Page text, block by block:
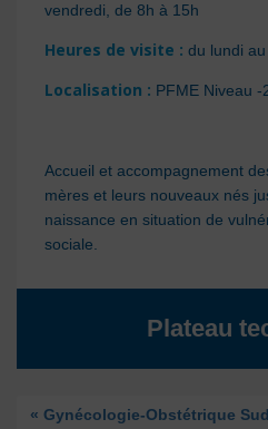
vendredi, de 8h à 15h
Heures de visite : du lundi
Localisation : PFME Niveau -
Accueil et accompagnement
mères et leurs nouveaux nés
naissance en situation de
sociale.
Plateau
« Gynécologie-Obstétrique Sud